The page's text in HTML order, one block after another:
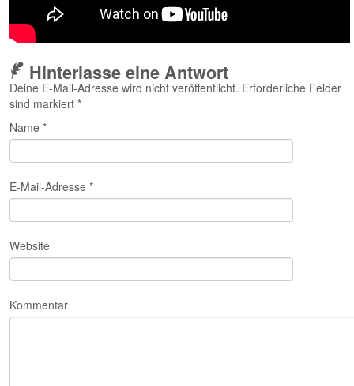
Hinterlasse eine Antwort
Deine E-Mail-Adresse wird nicht veröffentlicht. Erforderliche Felder
sind markiert *
Name *
E-Mail-Adresse *
Website
Kommentar